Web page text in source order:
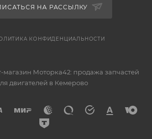
НА РАССЫЛКУ
КОНФИДЕНЦИАЛЬНОСТИ
магазин Моторка42: продажа запчастей
двигателей в Кемерово